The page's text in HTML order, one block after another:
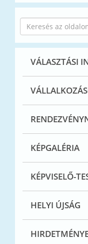
VÁLASZTÁSI
KÉPGALÉRIA
KÉPVISELŐ-
HELYI ÚJSÁG